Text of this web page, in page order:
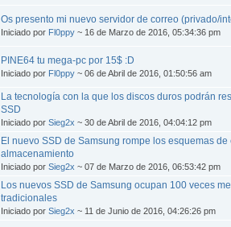
Os presento mi nuevo servidor de correo (privado/
Iniciado por Fl0ppy ~ 16 de Marzo de 2016, 05:34:36 pm
PINE64 tu mega-pc por 15$ :D
Iniciado por Fl0ppy ~ 06 de Abril de 2016, 01:50:56 am
La tecnología con la que los discos duros podrán
SSD
Iniciado por Sieg2x ~ 30 de Abril de 2016, 04:04:12 pm
El nuevo SSD de Samsung rompe los esquemas de
almacenamiento
Iniciado por Sieg2x ~ 07 de Marzo de 2016, 06:53:42 pm
Los nuevos SSD de Samsung ocupan 100 veces
tradicionales
Iniciado por Sieg2x ~ 11 de Junio de 2016, 04:26:26 pm